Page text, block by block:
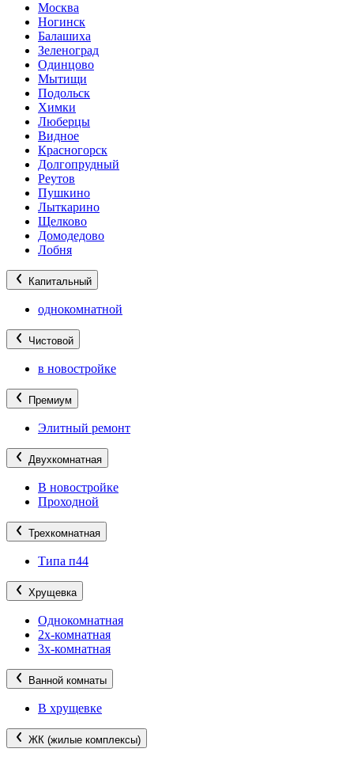
Москва
Ногинск
Балашиха
Зеленоград
Одинцово
Мытищи
Подольск
Химки
Люберцы
Видное
Красногорск
Долгопрудный
Реутов
Пушкино
Лыткарино
Щелково
Домодедово
Лобня
Капитальный
однокомнатной
Чистовой
в новостройке
Премиум
Элитный ремонт
Двухкомнатная
В новостройке
Проходной
Трехкомнатная
Типа п44
Хрущевка
Однокомнатная
2х-комнатная
3х-комнатная
Ванной комнаты
В хрущевке
ЖК (жилые комплексы)